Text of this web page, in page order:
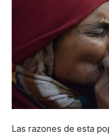
Las razones de esta